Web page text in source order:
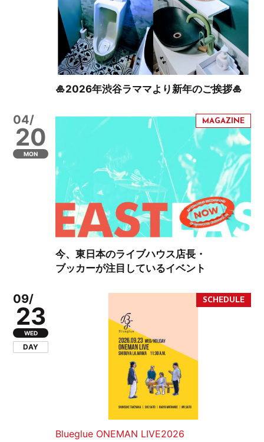
🎍2026年渋谷ラママより新年のご挨拶🎍
04/
20
MON
今、東日本のライブハウス店長・
ブッカーが注目しているイベント
09/
23
WED
DAY
Blueglue ONEMAN LIVE2026